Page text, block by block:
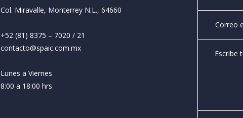
Col. Miravalle, Monterrey N.L., 64660
+52 (81) 8375 – 7020 / 21
contacto@spaic.com.mx
Lunes a Viernes
8:00 a 18:00 hrs